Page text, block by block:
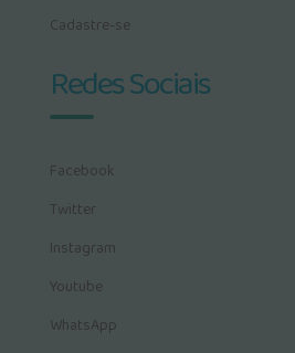
Cadastre-se
Redes Sociais
Facebook
Twitter
Instagram
Youtube
WhatsApp